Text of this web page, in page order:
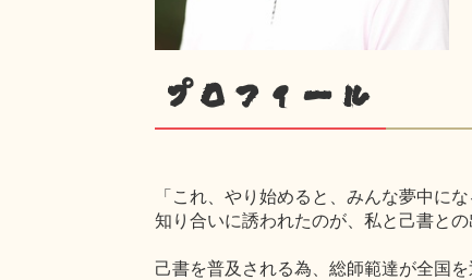
プロフィール
「これ、やり始めると、みんな夢中に
知り合いに誘われたのが、私と己書との
己書を普及される為、総師範達が全国を